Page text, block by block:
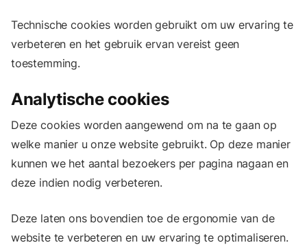
Technische cookies worden gebruikt om uw ervaring te
verbeteren en het gebruik ervan vereist geen
toestemming.
Analytische cookies
Deze cookies worden aangewend om na te gaan op
welke manier u onze website gebruikt. Op deze manier
kunnen we het aantal bezoekers per pagina nagaan en
deze indien nodig verbeteren.
Deze laten ons bovendien toe de ergonomie van de
website te verbeteren en uw ervaring te optimaliseren.